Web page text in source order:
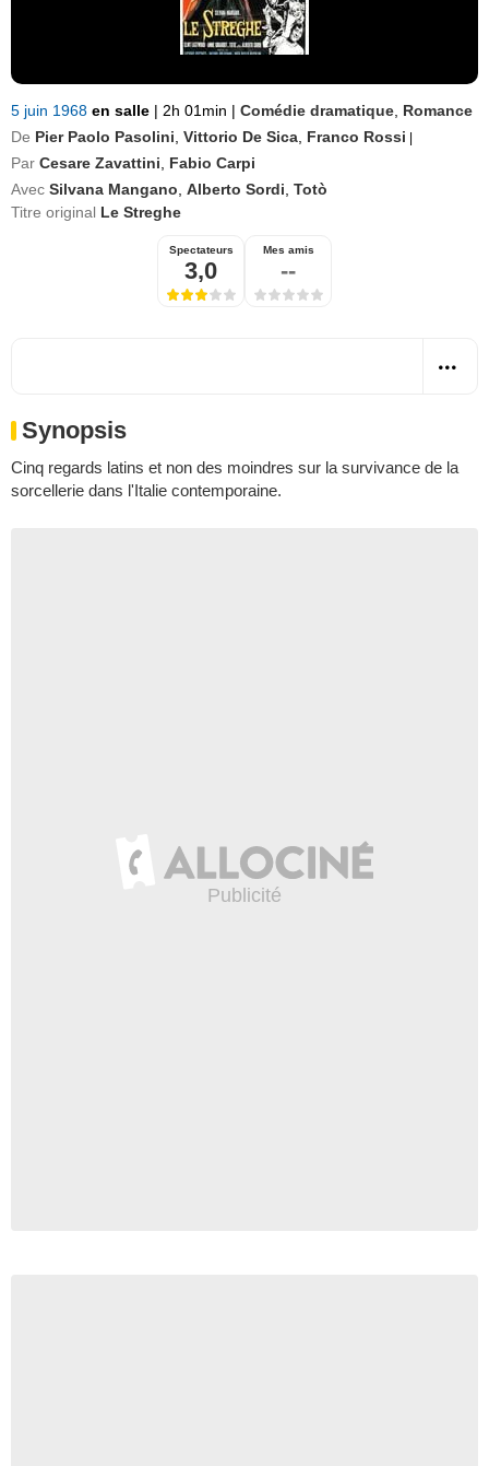
5 juin 1968 en salle | 2h 01min | Comédie dramatique Romance
De Pier Paolo Pasolini Vittorio De Sica Franco Rossi
Par Cesare Zavattini
Fabio Carpi
Avec Silvana Mangano Alberto Sordi Totò
Titre original Le Streghe
Spectateurs
3,0
Mes amis
--
Synopsis
Cinq regards latins et non des moindres sur la survivance de la
sorcellerie dans l'Italie contemporaine.